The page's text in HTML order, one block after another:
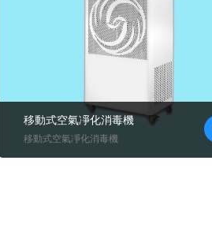
移動式空氣凈化消毒機
移動式空氣凈化消毒機